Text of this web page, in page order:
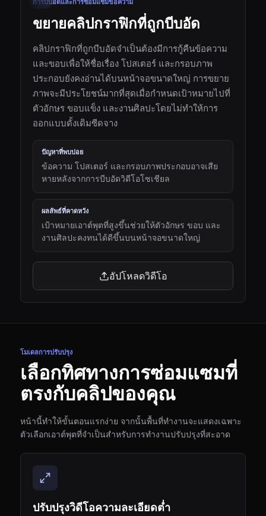
ก่อน
การบีบอัดและการซ่อมแซมข้อความ
ขยายคลิปกราฟิกที่ถูกบีบอัด
คลิปกราฟิกที่ถูกบีบอัดจำเป็นต้องมีการกู้คืนข้อความ
และขอบเพื่อให้ชื่อเรื่อง โปสเตอร์ และกรอบภาพ
ประกอบยังคงอ่านได้บนหน้าจอขนาดใหญ่ การขยาย
ภาพจะมีประโยชน์มากที่สุดเมื่อกำหนดเป้าหมายไปที่
ตัวอักษร ขอบแข็ง และงานศิลปะโดยไม่ทำให้การ
ออกแบบดั้งเดิมซีดจาง
ปัญหาที่พบบ่อย
ข้อความ โปสเตอร์ และกรอบภาพประกอบอาจเสีย
หายหลังจากการบีบอัดวิดีโอโซเชียล
ผลลัพธ์ที่คาดหวัง
เป้าหมายเอาต์พุตที่สูงขึ้นช่วยให้ตัวอักษร ขอบ และ
งานศิลปะคงทนได้ดีขึ้นบนหน้าจอขนาดใหญ่
อัปโหลดวิดีโอ
โมเดลการปรับปรุง
เลือกทิศทางการซ่อมแซมที่
ตรงกับคลิปของคุณ
หน้านี้ทำให้ขั้นตอนแรกง่าย จากนั้นพื้นที่ทำงานจะแสดงเฉพาะ
ตัวเลือกเอาต์พุตที่จำเป็นสำหรับการทำงานปรับปรุงที่สะอาด
ปรับปรุงวิดีโอความละเอียดต่ำ